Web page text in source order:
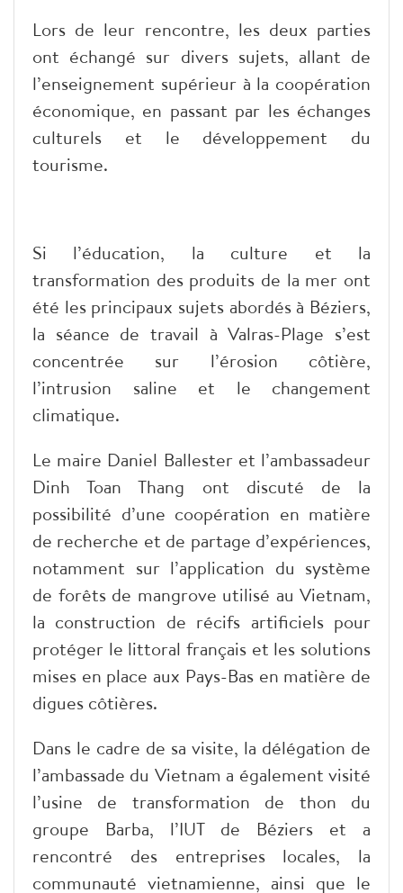
Lors de leur rencontre, les deux parties
ont échangé sur divers sujets, allant de
l’enseignement supérieur à la coopération
économique, en passant par les échanges
culturels et le développement du
tourisme.
Si l’éducation, la culture et la
transformation des produits de la mer ont
été les principaux sujets abordés à Béziers,
la séance de travail à Valras-Plage s’est
concentrée sur l’érosion côtière,
l’intrusion saline et le changement
climatique.
Le maire Daniel Ballester et l’ambassadeur
Dinh Toan Thang ont discuté de la
possibilité d’une coopération en matière
de recherche et de partage d’expériences,
notamment sur l’application du système
de forêts de mangrove utilisé au Vietnam,
la construction de récifs artificiels pour
protéger le littoral français et les solutions
mises en place aux Pays-Bas en matière de
digues côtières.
Dans le cadre de sa visite, la délégation de
l’ambassade du Vietnam a également visité
l’usine de transformation de thon du
groupe Barba, l’IUT de Béziers et a
rencontré des entreprises locales, la
communauté vietnamienne, ainsi que le